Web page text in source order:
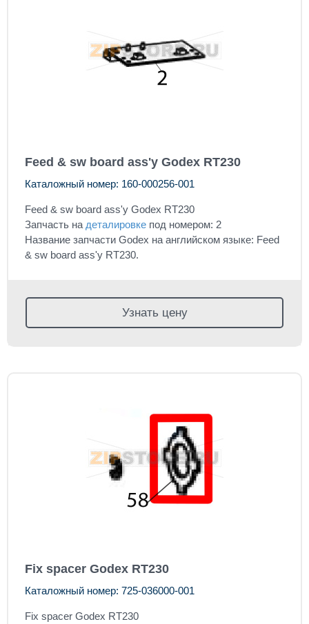
Feed & sw board ass'y Godex RT230
Каталожный номер: 160-000256-001
Feed & sw board ass'y Godex RT230
Запчасть на деталировке под номером: 2
Название запчасти Godex на английском языке: Feed
& sw board ass'y RT230.
Узнать цену
Fix spacer Godex RT230
Каталожный номер: 725-036000-001
Fix spacer Godex RT230